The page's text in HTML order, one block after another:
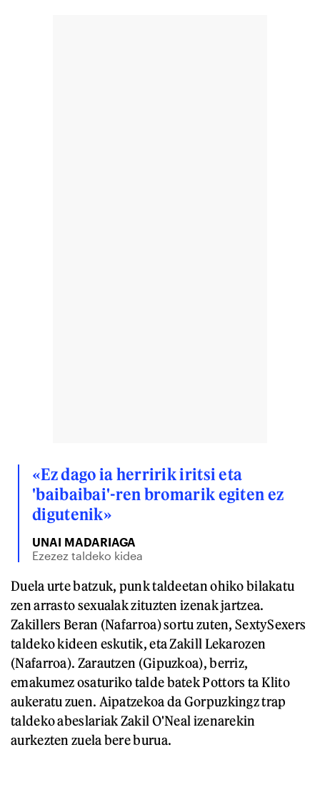
«Ez dago ia herririk iritsi eta
'baibaibai'-ren bromarik egiten ez
digutenik»
UNAI MADARIAGA
Ezezez taldeko kidea
Duela urte batzuk, punk taldeetan ohiko bilakatu
zen arrasto sexualak zituzten izenak jartzea.
Zakillers Beran (Nafarroa) sortu zuten, SextySexers
taldeko kideen eskutik, eta Zakill Lekarozen
(Nafarroa). Zarautzen (Gipuzkoa), berriz,
emakumez osaturiko talde batek Pottors ta Klito
aukeratu zuen. Aipatzekoa da Gorpuzkingz trap
taldeko abeslariak Zakil O'Neal izenarekin
aurkezten zuela bere burua.